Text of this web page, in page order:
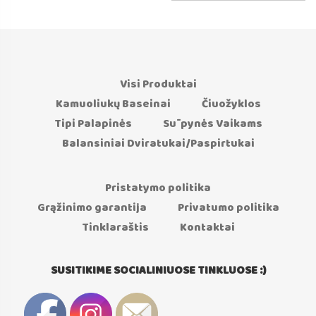
Visi Produktai
Kamuoliukų Baseinai
Čiuožyklos
Tipi Palapinės
Sūpynės Vaikams
Balansiniai Dviratukai/Paspirtukai
Pristatymo politika
Grąžinimo garantija
Privatumo politika
Tinklaraštis
Kontaktai
SUSITIKIME SOCIALINIUOSE TINKLUOSE :)